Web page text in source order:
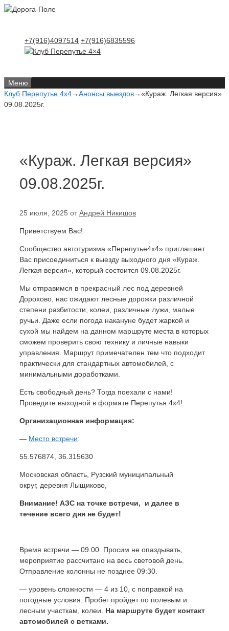
Перейти
Перейти
+7(916)4097514 +7(916)6835596
Меню
Клуб Перепутье 4x4→Анонсы выездов→«Кураж. Легкая версия»
09.08.2025г.
«Кураж. Легкая версия»
09.08.2025г.
25 июля, 2025 отАндрей Никишов
Приветствуем Вас!
Сообщество автотуризма «Перепутье4х4» приглашает
Вас присоединиться к выезду выходного дня «Кураж.
Легкая версия», который состоится 09.08.2025г.
Мы отправимся в прекрасный лес под деревней
Дорохово, нас ожидают лесные дорожки различной
степени разбитости, колеи, различные лужи, малые
ручьи. Даже если погода накануне будет жаркой и
сухой мы найдем на данном маршруте места в которых
сможем проверить свою технику и личные навыки
управления. Маршрут примечателен тем что подходит
практически для стандартных автомобилей, с
минимальными доработками.
Есть свободный день? Тогда поехали с нами!
Проведите выходной в формате Перепутья 4х4!
Организационная информация:
— Место встречи:
55.576874, 36.315630
Московская область, Рузский муниципальный
округ, деревня Лыщиково,
Внимание! АЗС на точке встречи, и далее в
течение всего дня не будет!
Время встречи — 09.00. Просим не опаздывать,
мероприятие рассчитано на весь световой день.
Отправление колонны не позднее 09:30.
— уровень сложности — 4 из 10, с поправкой на
погодные условия. Пробег пройдет по полевым и
лесным участкам, колеи. На маршруте будет контакт
автомобилей с ветками.